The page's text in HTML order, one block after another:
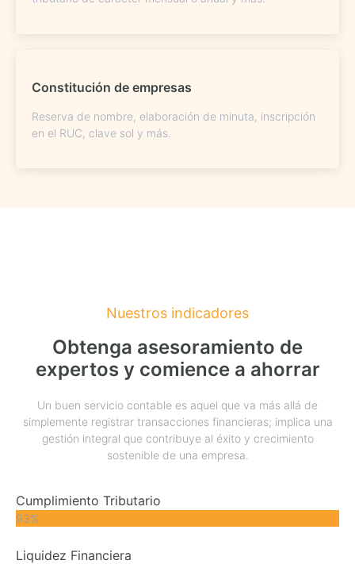
Constitución de empresas
Reserva de nombre, elaboración de minuta, inscripción
en el RUC, clave sol y más.
Nuestros indicadores
Obtenga asesoramiento de
expertos y comience a ahorrar
Un buen servicio contable es aquel que va más allá de
simplemente registrar transacciones financieras; implica una
gestión integral que contribuye al éxito y crecimiento
sostenible de una empresa.
Cumplimiento Tributario
100%
Liquidez Financiera